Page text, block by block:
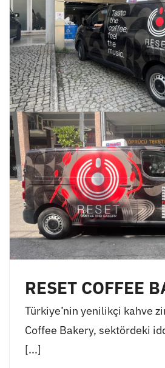
RESET COFFEE
Türkiye’nin yenilikçi kahve
Coffee Bakery, sektördeki
[...]